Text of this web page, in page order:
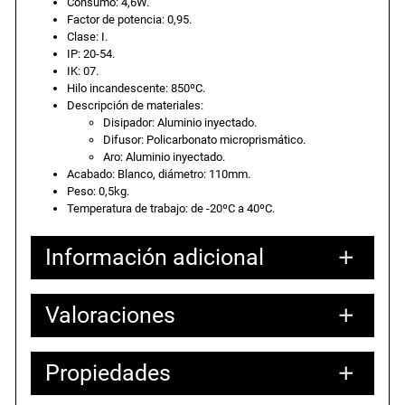
a
e
r
a
:
3
3
,
7
,
5
5
Factor de potencia: 0,95.
Clase: I.
IP: 20-54.
IK: 07.
Hilo incandescente: 850ºC.
Descripción de materiales:
Disipador: Aluminio inyectado.
Difusor: Policarbonato microprismático.
Aro: Aluminio inyectado.
Acabado: Blanco, diámetro: 110mm.
Peso: 0,5kg.
Temperatura de trabajo: de -20ºC a 40ºC.
Información adicional
Atributos Valor
Peso 0,60000 kg
Dimensiones
12,00000 × 12,00000 × 10,00000
Valoraciones
0 valoraciones en
Propiedades